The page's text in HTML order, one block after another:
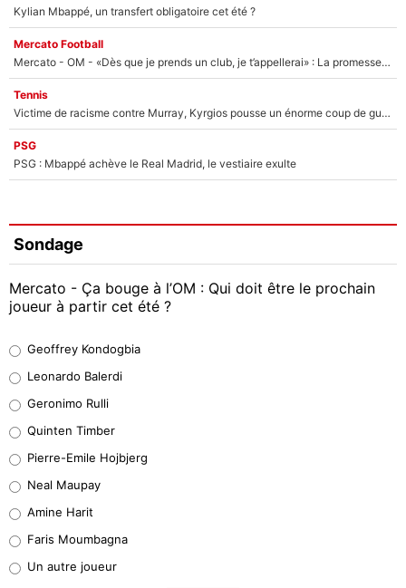
Kylian Mbappé, un transfert obligatoire cet été ?
Mercato Football
Mercato - OM - «Dès que je prends un club, je t’appellerai» : La promesse de Marcelino au moment de claquer la porte
Tennis
Victime de racisme contre Murray, Kyrgios pousse un énorme coup de gueule !
PSG
PSG : Mbappé achève le Real Madrid, le vestiaire exulte
Sondage
Mercato - Ça bouge à l’OM : Qui doit être le prochain
joueur à partir cet été ?
38%
32%
4%
1%
9%
Geoffrey Kondogbia
Leonardo Balerdi
Geronimo Rulli
Quinten Timber
Pierre-Emile Hojbjerg
Neal Maupay
Amine Harit
Faris Moumbagna
Un autre joueur